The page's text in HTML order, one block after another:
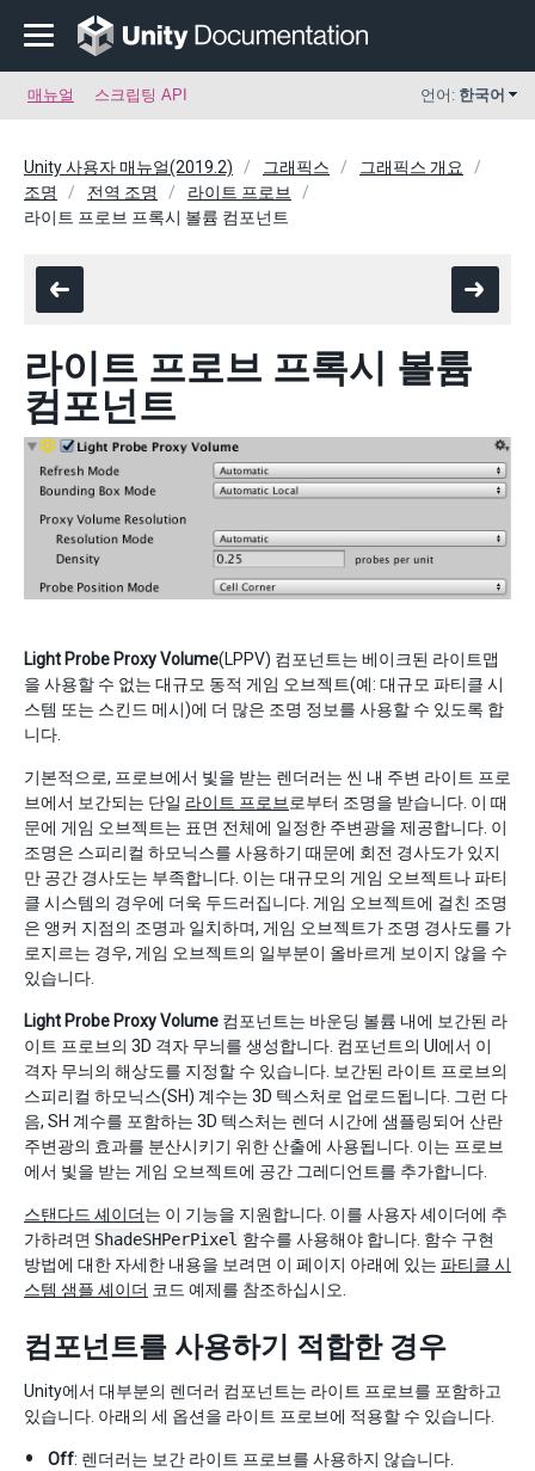
매뉴얼 스크립팅 API 언어: 한국어
Unity 사용자 매뉴얼(2019.2) 그래픽스
그래픽스 개요
조명
전역 조명
라이트 프로브
라이트 프로브 프록시 볼륨 컴포넌트
라이트 프로브 프록시 볼륨
컴포넌트
Light Probe Proxy Volume(LPPV) 컴포넌트는 베이크된 라이트맵
을 사용할 수 없는 대규모 동적 게임 오브젝트(예: 대규모 파티클 시
스템 또는 스킨드 메시)에 더 많은 조명 정보를 사용할 수 있도록 합
니다.
기본적으로, 프로브에서 빛을 받는 렌더러는 씬 내 주변 라이트 프로
브에서 보간되는 단일 라이트 프로브로부터 조명을 받습니다. 이 때
문에 게임 오브젝트는 표면 전체에 일정한 주변광을 제공합니다. 이
조명은 스피리컬 하모닉스를 사용하기 때문에 회전 경사도가 있지
만 공간 경사도는 부족합니다. 이는 대규모의 게임 오브젝트나 파티
클 시스템의 경우에 더욱 두드러집니다. 게임 오브젝트에 걸친 조명
은 앵커 지점의 조명과 일치하며, 게임 오브젝트가 조명 경사도를 가
로지르는 경우, 게임 오브젝트의 일부분이 올바르게 보이지 않을 수
있습니다.
Light Probe Proxy Volume 컴포넌트는 바운딩 볼륨 내에 보간된 라
이트 프로브의 3D 격자 무늬를 생성합니다. 컴포넌트의 UI에서 이
격자 무늬의 해상도를 지정할 수 있습니다. 보간된 라이트 프로브의
스피리컬 하모닉스(SH) 계수는 3D 텍스처로 업로드됩니다. 그런 다
음, SH 계수를 포함하는 3D 텍스처는 렌더 시간에 샘플링되어 산란
주변광의 효과를 분산시키기 위한 산출에 사용됩니다. 이는 프로브
에서 빛을 받는 게임 오브젝트에 공간 그레디언트를 추가합니다.
스탠다드 셰이더는 이 기능을 지원합니다. 이를 사용자 셰이더에 추
가하려면 ShadeSHPerPixel 함수를 사용해야 합니다. 함수 구현
방법에 대한 자세한 내용을 보려면 이 페이지 아래에 있는 파티클 시
스템 샘플 셰이더 코드 예제를 참조하십시오.
컴포넌트를 사용하기 적합한 경우
Unity에서 대부분의 렌더러 컴포넌트는 라이트 프로브를 포함하고
있습니다. 아래의 세 옵션을 라이트 프로브에 적용할 수 있습니다.
Off: 렌더러는 보간 라이트 프로브를 사용하지 않습니다.